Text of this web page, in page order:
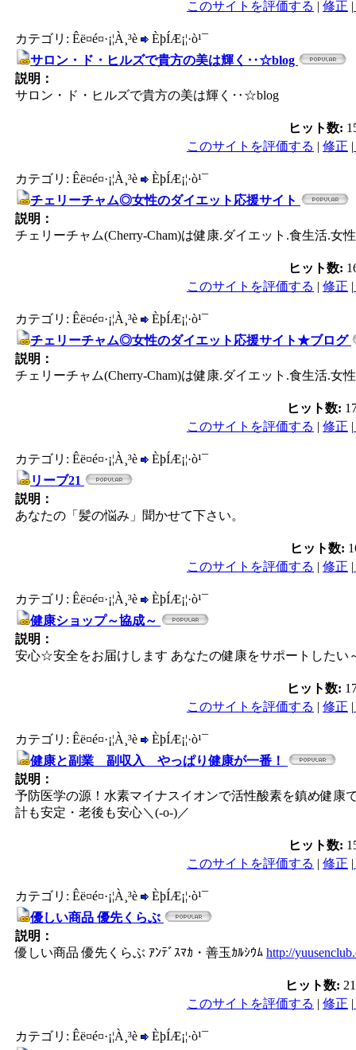
このサイトを評価する | 修正 |
カテゴリ: Êë¤é¤·¡¦À¸³è
ÈþÍÆ¡¦·ò¹¯
サロン・ド・ヒルズで貴方の美は輝く‥☆blog
説明：
サロン・ド・ヒルズで貴方の美は輝く‥☆blog
ヒット数:
このサイトを評価する | 修正 |
カテゴリ: Êë¤é¤·¡¦À¸³è
ÈþÍÆ¡¦·ò¹¯
チェリーチャム◎女性のダイエット応援サイト
説明：
チェリーチャム(Cherry-Cham)は健康.ダイエット.食生活.女
ヒット数:
このサイトを評価する | 修正 |
カテゴリ: Êë¤é¤·¡¦À¸³è
ÈþÍÆ¡¦·ò¹¯
チェリーチャム◎女性のダイエット応援サイト★ブログ
説明：
チェリーチャム(Cherry-Cham)は健康.ダイエット.食生活.
ヒット数:
このサイトを評価する | 修正 |
カテゴリ: Êë¤é¤·¡¦À¸³è
ÈþÍÆ¡¦·ò¹¯
リーブ21
説明：
あなたの「髪の悩み」聞かせて下さい。
ヒット数:
このサイトを評価する | 修正 |
カテゴリ: Êë¤é¤·¡¦À¸³è
ÈþÍÆ¡¦·ò¹¯
健康ショップ～協成～
説明：
安心☆安全をお届けします あなたの健康をサポートしたい
ヒット数:
このサイトを評価する | 修正 |
カテゴリ: Êë¤é¤·¡¦À¸³è
ÈþÍÆ¡¦·ò¹¯
健康と副業 副収入 やっぱり健康が一番！
説明：
予防医学の源！水素マイナスイオンで活性酸素を鎮め健
計も安定・老後も安心＼(-o-)／
ヒット数:
このサイトを評価する | 修正 |
カテゴリ: Êë¤é¤·¡¦À¸³è
ÈþÍÆ¡¦·ò¹¯
優しい商品 優先くらぶ
説明：
優しい商品 優先くらぶ ｱﾝﾃﾞｽﾏｶ・善玉ｶﾙｼｳﾑ http://
ヒット数:
このサイトを評価する | 修正 |
カテゴリ: Êë¤é¤·¡¦À¸³è
ÈþÍÆ¡¦·ò¹¯